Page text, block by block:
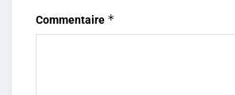
Commentaire *